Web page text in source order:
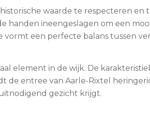
waarde te respecteren
ineengeslagen om een
een perfecte balans tussen
element in de wijk. De
de entree van Aarle-Rixtel
gezicht krijgt.